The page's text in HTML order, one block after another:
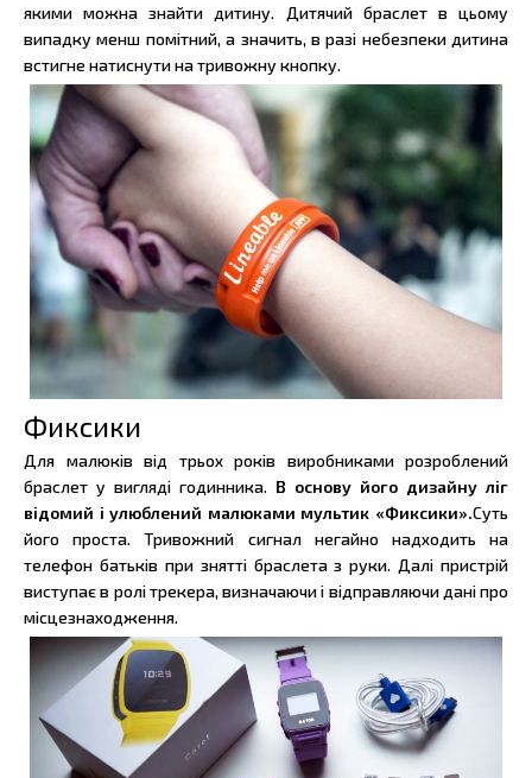
якими можна знайти дитину. Дитячий браслет в цьому
випадку менш помітний, а значить, в разі небезпеки дитина
встигне натиснути на тривожну кнопку.
Фиксики
Для малюків від трьох років виробниками розроблений
браслет у вигляді годинника. В основу його дизайну ліг
відомий і улюблений малюками мультик «Фиксики».Суть
його проста. Тривожний сигнал негайно надходить на
телефон батьків при знятті браслета з руки. Далі пристрій
виступає в ролі трекера, визначаючи і відправляючи дані про
місцезнаходження.